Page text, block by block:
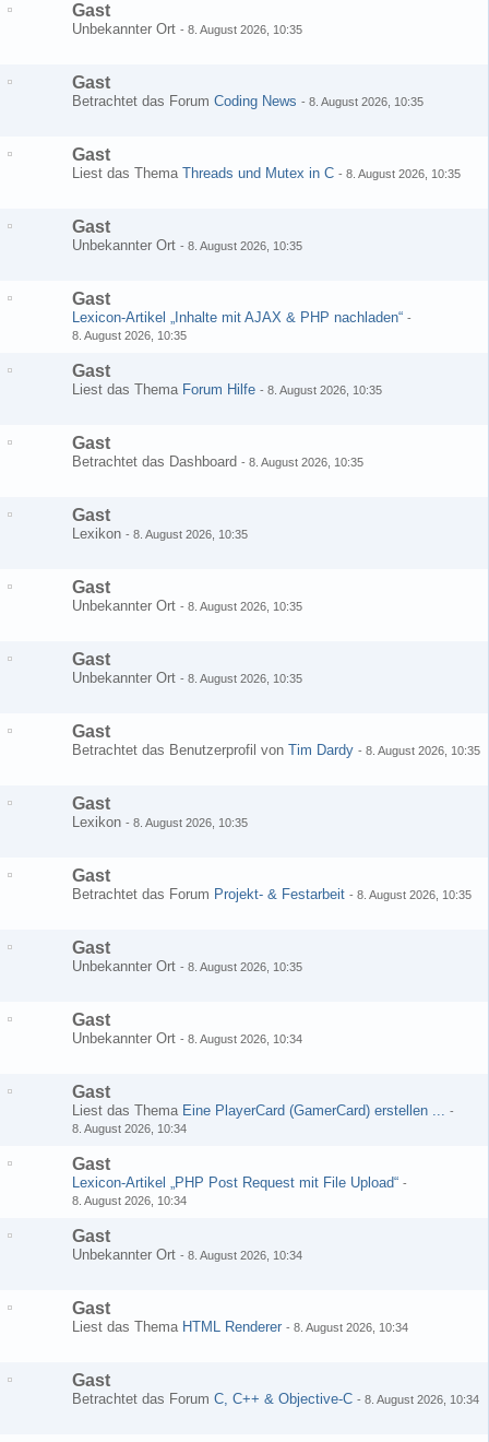
Gast
Unbekannter Ort - 8. August 2026, 10:35
Gast
Betrachtet das Forum Coding News - 8. August 2026, 10:35
Gast
Liest das Thema Threads und Mutex in C - 8. August 2026, 10:35
Gast
Unbekannter Ort - 8. August 2026, 10:35
Gast
Lexicon-Artikel „Inhalte mit AJAX & PHP nachladen“ -
8. August 2026, 10:35
Gast
Liest das Thema Forum Hilfe - 8. August 2026, 10:35
Gast
Betrachtet das Dashboard - 8. August 2026, 10:35
Gast
Lexikon - 8. August 2026, 10:35
Gast
Unbekannter Ort - 8. August 2026, 10:35
Gast
Unbekannter Ort - 8. August 2026, 10:35
Gast
Betrachtet das Benutzerprofil von Tim Dardy - 8. August 2026, 10:35
Gast
Lexikon - 8. August 2026, 10:35
Gast
Betrachtet das Forum Projekt- & Festarbeit - 8. August 2026, 10:35
Gast
Unbekannter Ort - 8. August 2026, 10:35
Gast
Unbekannter Ort - 8. August 2026, 10:34
Gast
Liest das Thema Eine PlayerCard (GamerCard) erstellen ... -
8. August 2026, 10:34
Gast
Lexicon-Artikel „PHP Post Request mit File Upload“ -
8. August 2026, 10:34
Gast
Unbekannter Ort - 8. August 2026, 10:34
Gast
Liest das Thema HTML Renderer - 8. August 2026, 10:34
Gast
Betrachtet das Forum C, C++ & Objective-C - 8. August 2026, 10:34